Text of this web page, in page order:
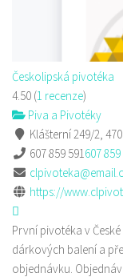
Českolipská pivotéka
4.50 (1 recenze)
Piva a Pivotéky
Klášterní 249/2,
607 859 591607 859
https://
První pivotéka v
dárkových balení a
objednávku.